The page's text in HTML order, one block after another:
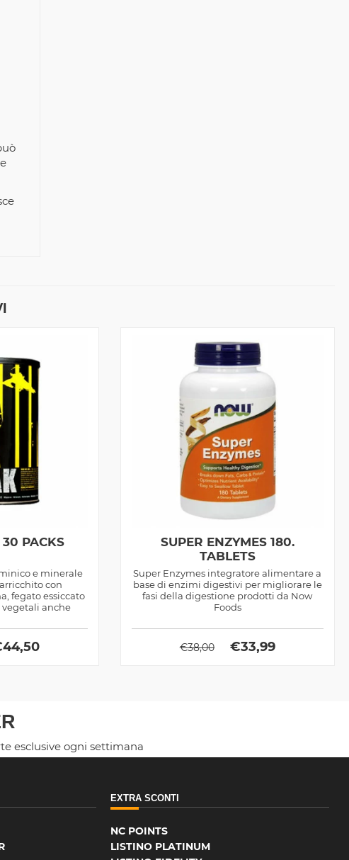
PACKS
e minerale
con
fegato essiccato
anche
44,50
SUPER ENZYMES 180.
TABLETS
Super Enzymes integratore alimentare a
base di enzimi digestivi per migliorare le
fasi della digestione prodotti da Now
Foods
€38,00 €33,99
esclusive ogni settimana
EXTRA SCONTI
NC POINTS
LISTINO PLATINUM